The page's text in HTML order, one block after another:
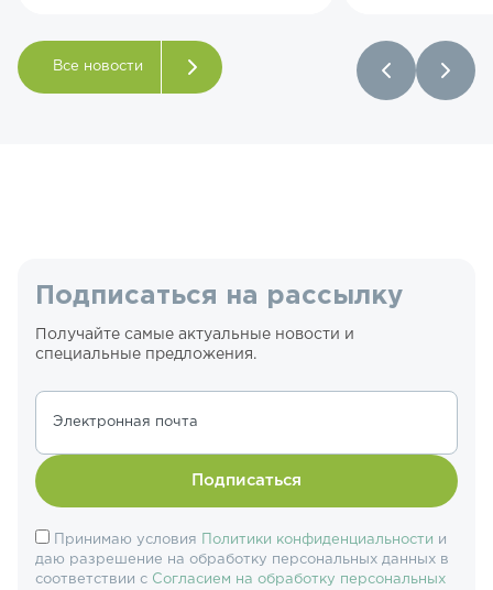
Все новости
Подписаться на рассылку
Получайте самые актуальные новости и
специальные предложения.
Электронная почта
Подписаться
Принимаю условия Политики конфиденциальности
и
даю разрешение на обработку персональных данных в
соответствии с Согласием на обработку персональных